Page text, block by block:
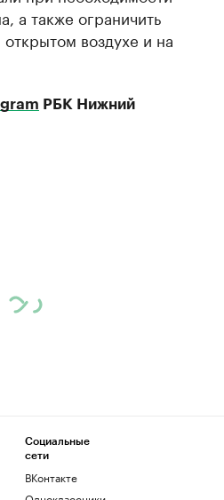
а также ограничить
воздухе и на
РБК Нижний
Социальные
сети
ВКонтакте